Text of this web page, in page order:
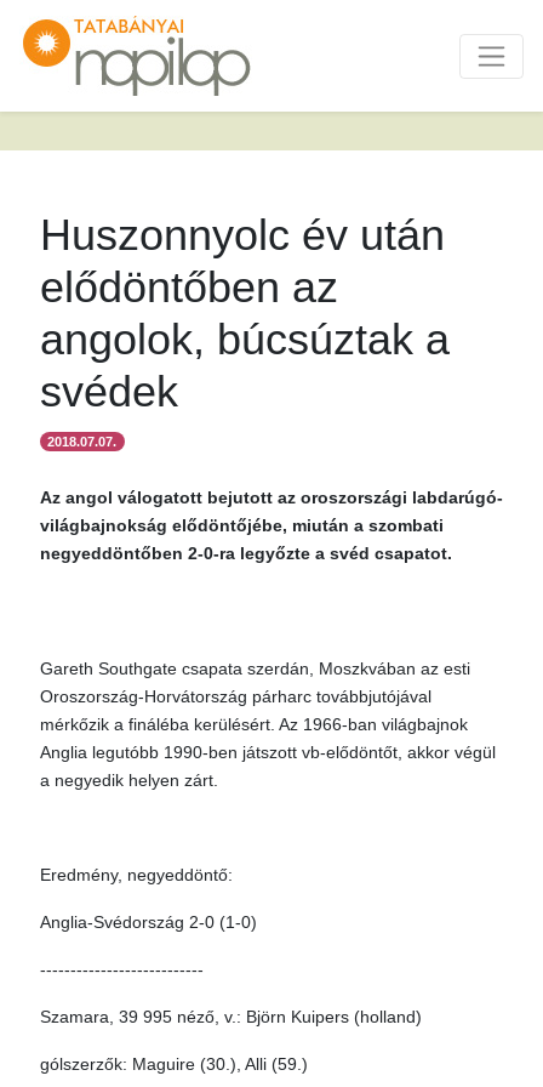
Huszonnyolc év után
elődöntőben az
angolok, búcsúztak a
svédek
2018.07.07.
Az angol válogatott bejutott az oroszországi labdarúgó-
világbajnokság elődöntőjébe, miután a szombati
negyeddöntőben 2-0-ra legyőzte a svéd csapatot.
Gareth Southgate csapata szerdán, Moszkvában az esti
Oroszország-Horvátország párharc továbbjutójával
mérkőzik a fináléba kerülésért. Az 1966-ban világbajnok
Anglia legutóbb 1990-ben játszott vb-elődöntőt, akkor végül
a negyedik helyen zárt.
Eredmény, negyeddöntő:
Anglia-Svédország 2-0 (1-0)
---------------------------
Szamara, 39 995 néző, v.: Björn Kuipers (holland)
gólszerzők: Maguire (30.), Alli (59.)